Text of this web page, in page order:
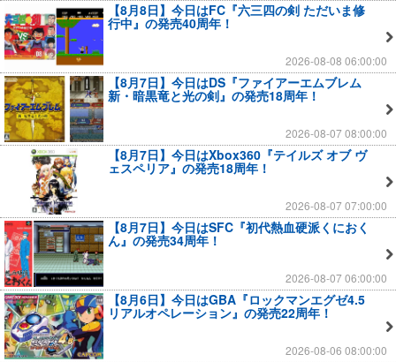
【8月8日】今日はFC『六三四の剣 ただいま修
行中』の発売40周年！
2026-08-08 06:00:00
【8月7日】今日はDS『ファイアーエムブレム
新・暗黒竜と光の剣』の発売18周年！
2026-08-07 08:00:00
【8月7日】今日はXbox360『テイルズ オブ ヴ
ェスペリア』の発売18周年！
2026-08-07 07:00:00
【8月7日】今日はSFC『初代熱血硬派くにおく
ん』の発売34周年！
2026-08-07 06:00:00
【8月6日】今日はGBA『ロックマンエグゼ4.5
リアルオペレーション』の発売22周年！
2026-08-06 08:00:00